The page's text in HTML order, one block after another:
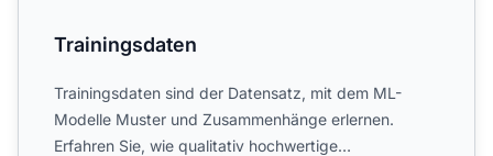
Trainingsdaten
Trainingsdaten sind der Datensatz, mit dem ML-
Modelle Muster und Zusammenhänge erlernen.
Erfahren Sie, wie qualitativ hochwertige